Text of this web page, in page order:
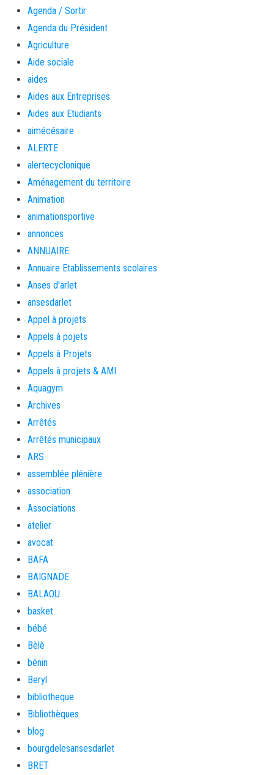
Agenda / Sortir
Agenda du Président
Agriculture
Aide sociale
aides
Aides aux Entreprises
Aides aux Etudiants
aimécésaire
ALERTE
alertecyclonique
Aménagement du territoire
Animation
animationsportive
annonces
ANNUAIRE
Annuaire Etablissements scolaires
Anses d'arlet
ansesdarlet
Appel à projets
Appels à pojets
Appels à Projets
Appels à projets & AMI
Aquagym
Archives
Arrêtés
Arrêtés municipaux
ARS
assemblée plénière
association
Associations
atelier
avocat
BAFA
BAIGNADE
BALAOU
basket
bébé
Bèlè
bénin
Beryl
bibliotheque
Bibliothèques
blog
bourgdelesansesdarlet
BRET